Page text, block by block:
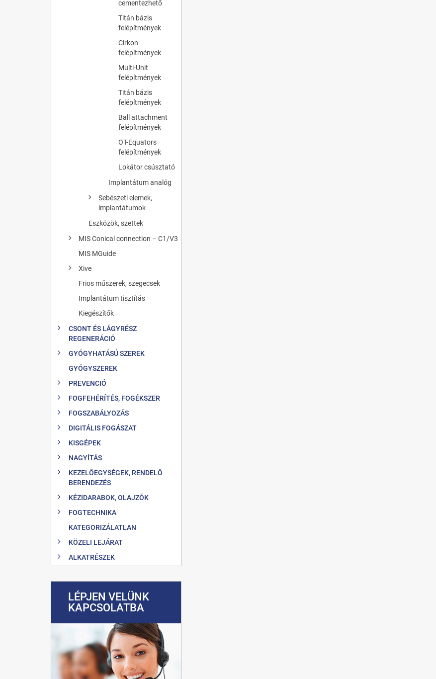
cementezhető
Titán bázis
felépítmények
Cirkon
felépítmények
Multi-Unit
felépítmények
Titán bázis
felépítmények
Ball attachment
felépítmények
OT-Equators
felépítmények
Lokátor csúsztató
Implantátum analóg
Sebészeti elemek,
implantátumok
Eszközök, szettek
MIS Conical connection – C1/V3
MIS MGuide
Xive
Frios műszerek, szegecsek
Implantátum tisztítás
Kiegészítők
CSONT ÉS LÁGYRÉSZ
REGENERÁCIÓ
GYÓGYHATÁSÚ SZEREK
GYÓGYSZEREK
PREVENCIÓ
FOGFEHÉRÍTÉS, FOGÉKSZER
FOGSZABÁLYOZÁS
DIGITÁLIS FOGÁSZAT
KISGÉPEK
NAGYÍTÁS
KEZELŐEGYSÉGEK, RENDELŐ
BERENDEZÉS
KÉZIDARABOK, OLAJZÓK
FOGTECHNIKA
KATEGORIZÁLATLAN
KÖZELI LEJÁRAT
ALKATRÉSZEK
LÉPJEN VELÜNK
KAPCSOLATBA